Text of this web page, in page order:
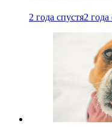
2 года спустя2 года